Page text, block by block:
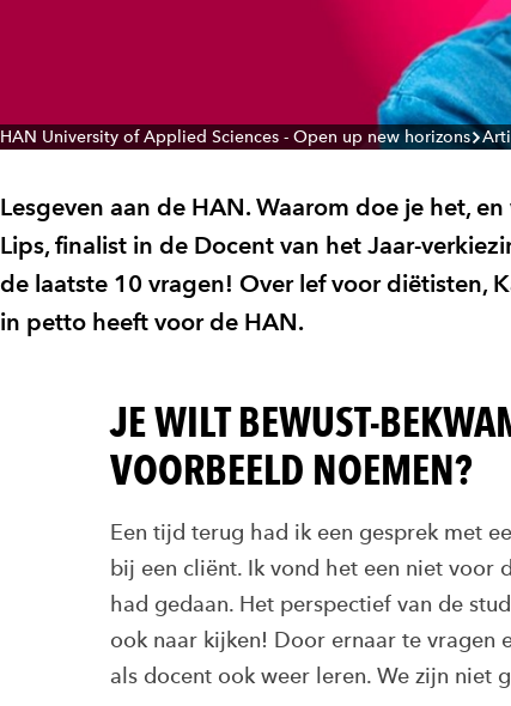
HAN University of Applied Sciences - Open up new horizons
Lesgeven aan de HAN. Waarom doe je het,
Lips, finalist in de Docent van het Jaar-
de laatste 10 vragen! Over lef voor diëtisten,
in petto heeft voor de HAN.
JE WILT BEWUST-
VOORBEELD NOEMEN?
Een tijd terug had ik een gesprek met
bij een cliënt. Ik vond het een niet voor
had gedaan. Het perspectief van de
ook naar kijken! Door ernaar te vragen
als docent ook weer leren. We zijn niet